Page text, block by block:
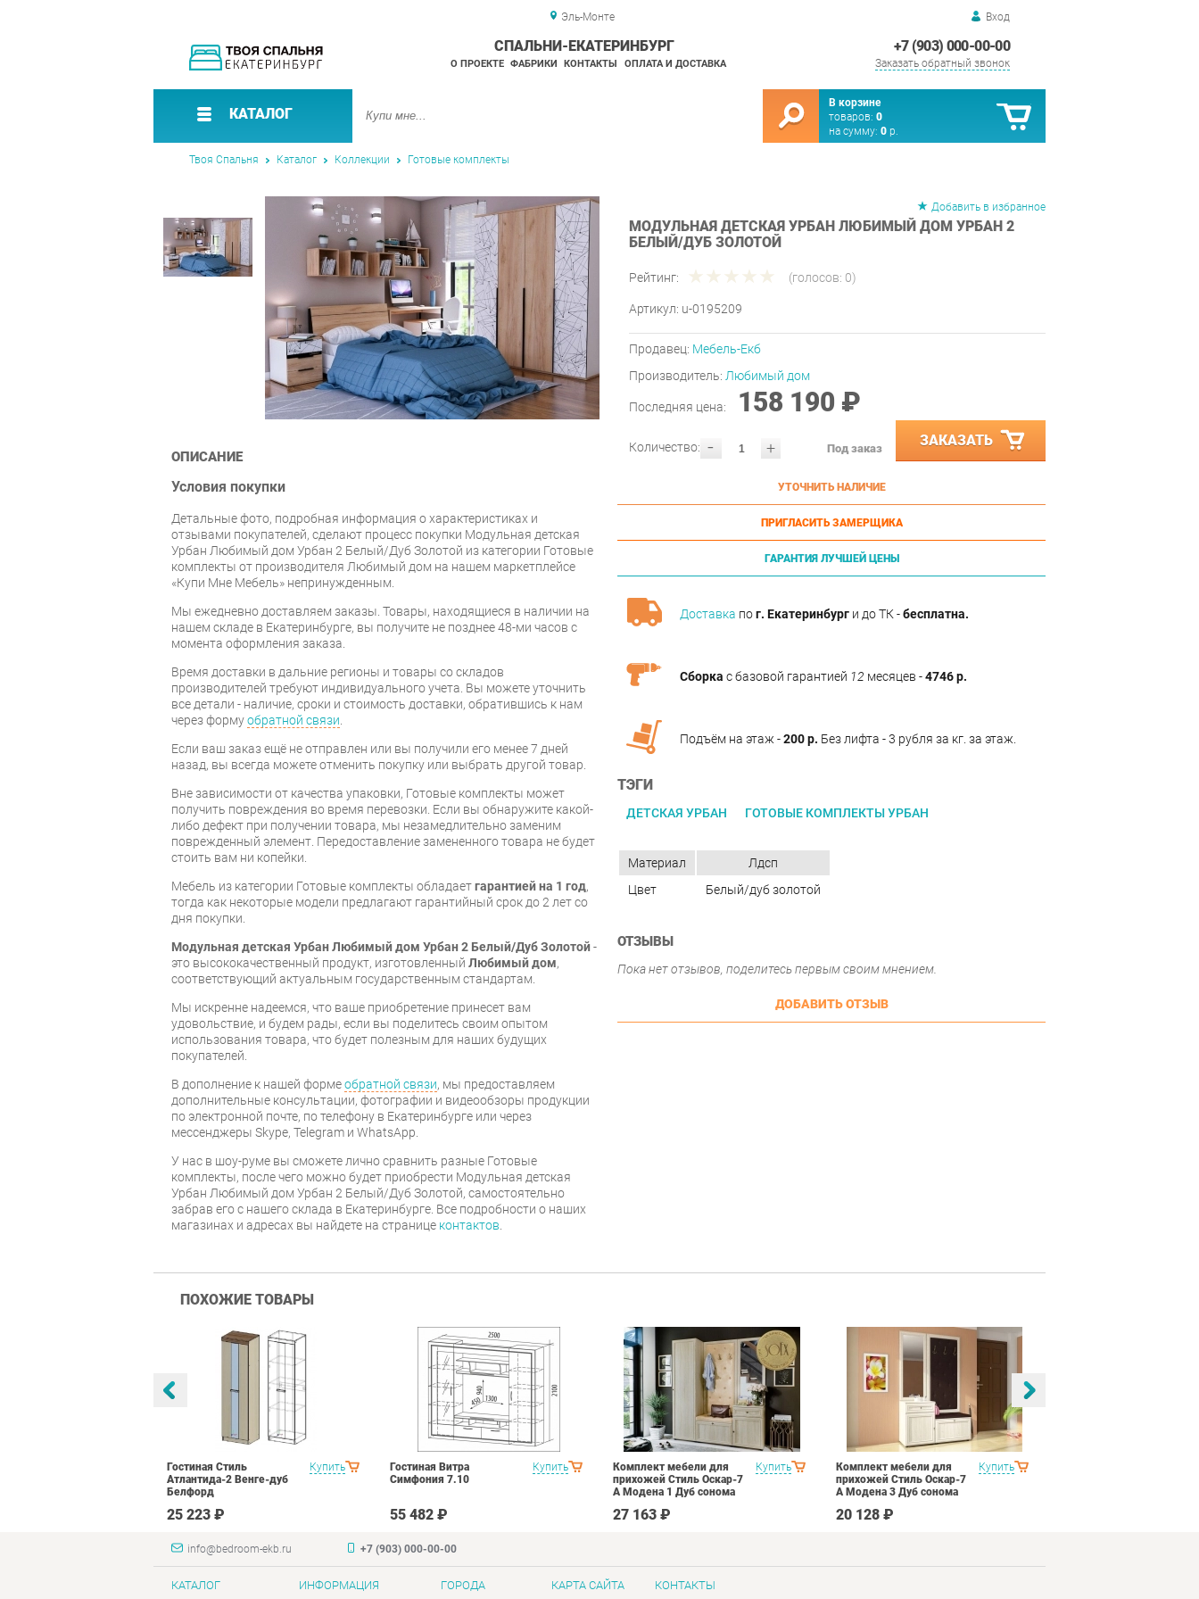
Эль-Монте Вход
+7 (903) 000-00-00
Заказать обратный звонок
СПАЛЬНИ-ЕКАТЕРИНБУРГ
О ПРОЕКТЕ ФАБРИКИ КОНТАКТЫ ОПЛАТА И ДОСТАВКА
КАТАЛОГ
В корзине
товаров: 0
на сумму: 0 р.
Твоя Спальня Каталог Коллекции Готовые комплекты
Добавить в избранное
МОДУЛЬНАЯ ДЕТСКАЯ УРБАН ЛЮБИМЫЙ ДОМ УРБАН 2
БЕЛЫЙ/ДУБ ЗОЛОТОЙ
Рейтинг: (голосов: 0)
Артикул: u-0195209
Продавец: Мебель-Екб
Производитель: Любимый дом
Последняя цена: 158 190 ₽
- +
Количество: Под заказ ЗАКАЗАТЬ
УТОЧНИТЬ НАЛИЧИЕ
ПРИГЛАСИТЬ ЗАМЕРЩИКА
ГАРАНТИЯ ЛУЧШЕЙ ЦЕНЫ
Доставка пог. Екатеринбург и до ТК -бесплатна.
Сборка с базовой гарантией 12 месяцев -4746 р.
Подъём на этаж -200 р. Без лифта - 3 рубля за кг. за этаж.
ТЭГИ
ДЕТСКАЯ УРБАН ГОТОВЫЕ КОМПЛЕКТЫ УРБАН
ОПИСАНИЕ
Условия покупки
Детальные фото, подробная информация о характеристиках и
отзывами покупателей, сделают процесс покупки Модульная детская
Урбан Любимый дом Урбан 2 Белый/Дуб Золотой из категории Готовые
комплекты от производителя Любимый дом на нашем маркетплейсе
«Купи Мне Мебель» непринужденным.
Мы ежедневно доставляем заказы. Товары, находящиеся в наличии на
нашем складе в Екатеринбурге, вы получите не позднее 48-ми часов с
момента оформления заказа.
Время доставки в дальние регионы и товары со складов
производителей требуют индивидуального учета. Вы можете уточнить
все детали - наличие, сроки и стоимость доставки, обратившись к нам
через формуобратной связи
Если ваш заказ ещё не отправлен или вы получили его менее 7 дней
назад, вы всегда можете отменить покупку или выбрать другой товар.
Вне зависимости от качества упаковки, Готовые комплекты может
получить повреждения во время перевозки. Если вы обнаружите какой-
либо дефект при получении товара, мы незамедлительно заменим
поврежденный элемент. Передоставление замененного товара не будет
стоить вам ни копейки.
Мебель из категории Готовые комплекты обладаетгарантией на 1 год,
тогда как некоторые модели предлагают гарантийный срок до 2 лет со
дня покупки.
Модульная детская Урбан Любимый дом Урбан 2 Белый/Дуб Золотой-
это высококачественный продукт, изготовленный Любимый дом,
соответствующий актуальным государственным стандартам.
Мы искренне надеемся, что ваше приобретение принесет вам
удовольствие, и будем рады, если вы поделитесь своим опытом
использования товара, что будет полезным для наших будущих
покупателей.
В дополнение к нашей формеобратной связи, мы предоставляем
дополнительные консультации, фотографии и видеообзоры продукции
по электронной почте, по телефону в Екатеринбурге или через
мессенджеры Skype, Telegram и WhatsApp.
У нас в шоу-руме вы сможете лично сравнить разные Готовые
комплекты, после чего можно будет приобрести Модульная детская
Урбан Любимый дом Урбан 2 Белый/Дуб Золотой, самостоятельно
забрав его с нашего склада в Екатеринбурге. Все подробности о наших
магазинах и адресах вы найдете на странице контактов
Материал
Лдсп
Цвет
Белый/дуб золотой
ОТЗЫВЫ
Пока нет отзывов, поделитесь первым своим мнением.
ДОБАВИТЬ ОТЗЫВ
ПОХОЖИЕ ТОВАРЫ
Купить
Гостиная Стиль
Атлантида-2 Венге-дуб
Белфорд
25 223 ₽
Купить
Гостиная Витра
Симфония 7.10
55 482 ₽
Купить
Комплект мебели для
прихожей Стиль Оскар-7
А Модена 1 Дуб сонома
27 163 ₽
Купить
Комплект мебели для
прихожей Стиль Оскар-7
А Модена 3 Дуб сонома
20 128 ₽
info@bedroom-ekb.ru +7 (903) 000-00-00
КАТАЛОГ ИНФОРМАЦИЯ ГОРОДА КАРТА САЙТА КОНТАКТЫ